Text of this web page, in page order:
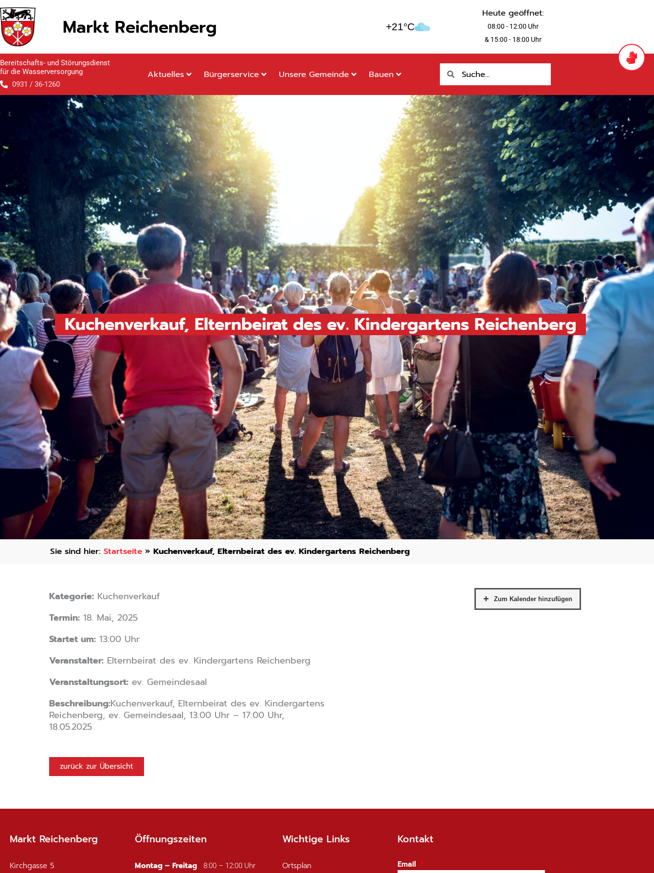
springen
Zum
Inhalt
springen
Markt Reichenberg +21°C
Heute geöffnet:
08:00 - 12:00 Uhr
& 15:00 - 18:00 Uhr
Bereitschafts- und Störungsdienst
für die Wasserversorgung
0931 / 36-1260
Aktuelles Bürgerservice Unsere Gemeinde Bauen Suche
Kuchenverkauf, Elternbeirat des ev. Kindergartens Reichenberg
Startseite» Kuchenverkauf, Elternbeirat des ev. Kindergartens Reichenberg
Kategorie:Kuchenverkauf
Termin:18. Mai, 2025
Startet um:13:00 Uhr
Veranstalter:Elternbeirat des ev. Kindergartens Reichenberg
Veranstaltungsort:ev. Gemeindesaal
Beschreibung:Kuchenverkauf, Elternbeirat des ev. Kindergartens
Reichenberg, ev. Gemeindesaal, 13:00 Uhr – 17:00 Uhr,
18.05.2025
zurück zur Übersicht
Markt Reichenberg
Kirchgasse 5
Öffnungszeiten
Montag – Freitag 8:00 – 12:00 Uhr
Wichtige Links
Ortsplan
Kontakt
Email